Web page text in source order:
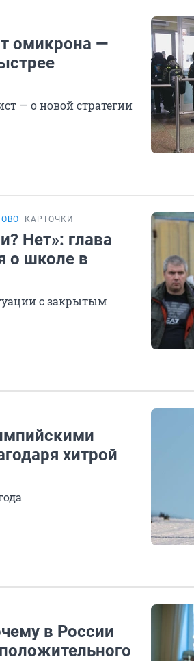
омикрона —
— о новой стратегии
КАРТОЧКИ
Нет»: глава
о школе в
с закрытым
хитрой
в России